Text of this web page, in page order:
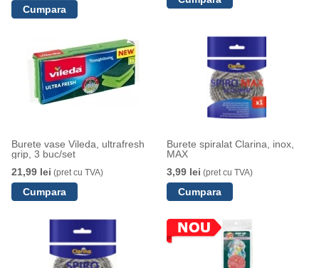
Burete vase Vileda, ultrafresh
grip, 3 buc/set
21,99 lei (pret cu TVA)
Burete spiralat Clarina, inox,
MAX
3,99 lei (pret cu TVA)